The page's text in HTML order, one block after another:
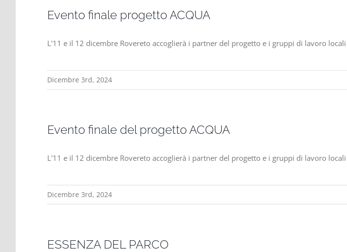
Evento finale progetto ACQUA
L'11 e il 12 dicembre Rovereto accoglierà i partner del progetto e i gruppi di lavoro
Dicembre 3rd, 2024
Evento finale del progetto ACQUA
L'11 e il 12 dicembre Rovereto accoglierà i partner del progetto e i gruppi di lavoro
Dicembre 3rd, 2024
ESSENZA DEL PARCO